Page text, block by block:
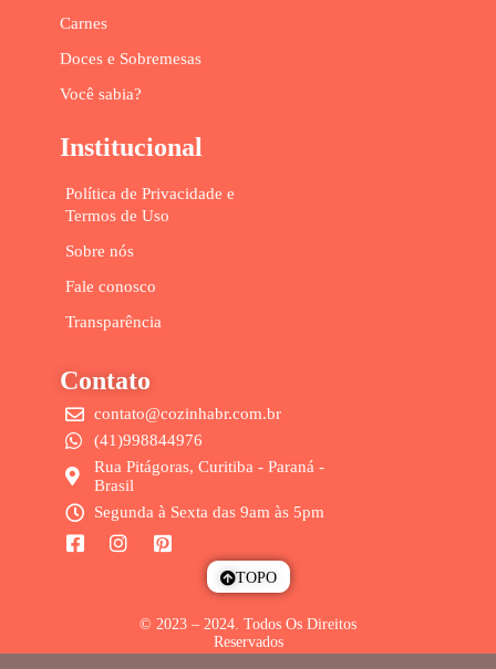
Carnes
Doces e Sobremesas
Você sabia?
Institucional
Política de Privacidade e
Termos de Uso
Sobre nós
Fale conosco
Transparência
Contato
contato@cozinhabr.com.br
(41)998844976
Rua Pitágoras, Curitiba - Paraná -
Brasil
Segunda à Sexta das 9am às 5pm
TOPO
© 2023 – 2024. Todos Os Direitos
Reservados